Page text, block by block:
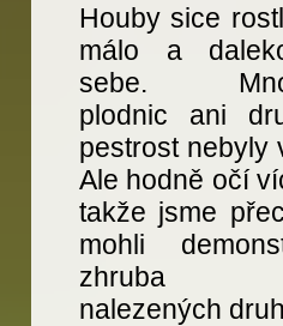
Houby sice
málo a
sebe.
plodnic ani
pestrost nebyly
Ale hodně očí
takže jsme
mohli
zhruba
nalezených